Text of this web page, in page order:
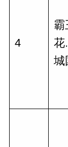
4
霸
花
城